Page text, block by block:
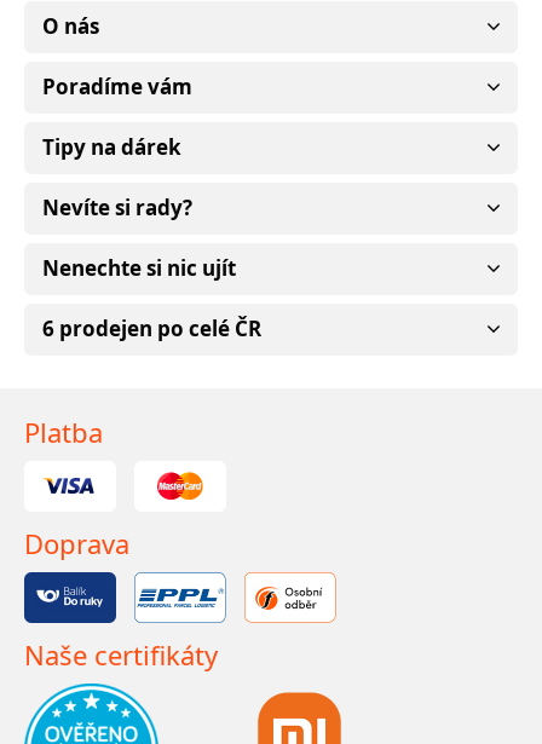
O nás
Poradíme vám
Tipy na dárek
Nevíte si rady?
Nenechte si nic ujít
6 prodejen po celé ČR
Platba
Doprava
Naše certifikáty